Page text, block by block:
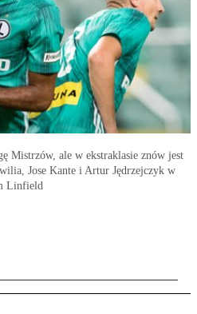
Mistrzów, ale w ekstraklasie znów jest
Jose Kante i Artur Jędrzejczyk w
Linfield